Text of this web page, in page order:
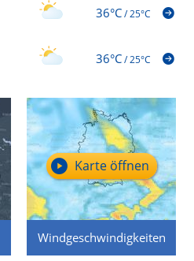
36°C/25°C
36°C/25°C
Windgeschwindigkeiten
Karte öffnen